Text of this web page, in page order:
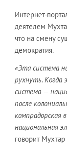
Интернет-
деятелем
что на смену
демократия.
«Эта система
рухнуть. Когда
система —
после
компрадорская
национальная
говорит